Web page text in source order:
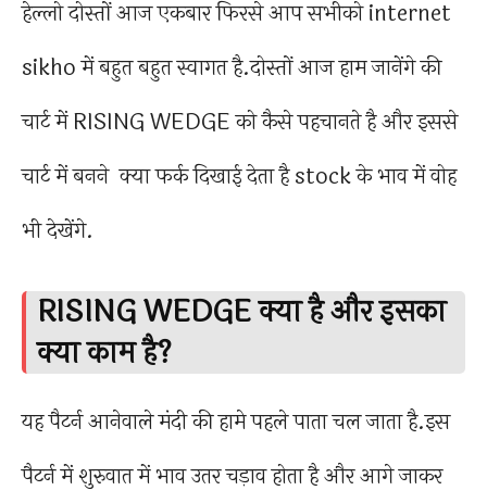
हेल्लो दोस्तों आज एकबार फिरसे आप सभीको internet
sikho में बहुत बहुत स्वागत है.दोस्तों आज हाम जानेंगे की
चार्ट में RISING WEDGE को कैसे पहचानते है और इससे
चार्ट में बनने क्या फर्क दिखाई देता है stock के भाव में वोह
भी देखेंगे.
RISING WEDGE क्या है और इसका
क्या काम है?
यह पैटर्न आनेवाले मंदी की हामे पहले पाता चल जाता है.इस
पैटर्न में शुरुवात में भाव उतर चड़ाव होता है और आगे जाकर